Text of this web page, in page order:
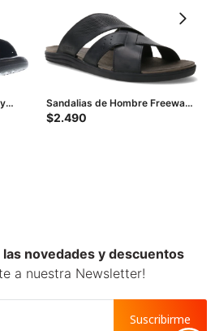
Sandalias de Hombre Freeway
Canastra Casual - Negro
$2.490
las novedades y descuentos
a nuestra Newsletter!
Suscribirme